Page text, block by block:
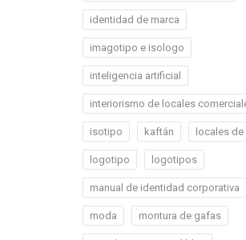
identidad de marca
imagotipo e isologo
inteligencia artificial
interiorismo de locales
isotipo kaftán locales
logotipo logotipos
manual de identidad corporativa
moda montura de gafas